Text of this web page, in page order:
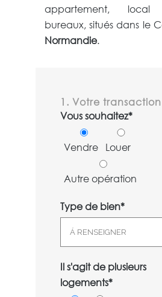
appartement, local
bureaux, situés dans le
Normandie.
1. Votre transaction
Vous souhaitez*
Vendre Louer
Autre opération
Type de bien*
Il s'agit de plusieurs
logements*